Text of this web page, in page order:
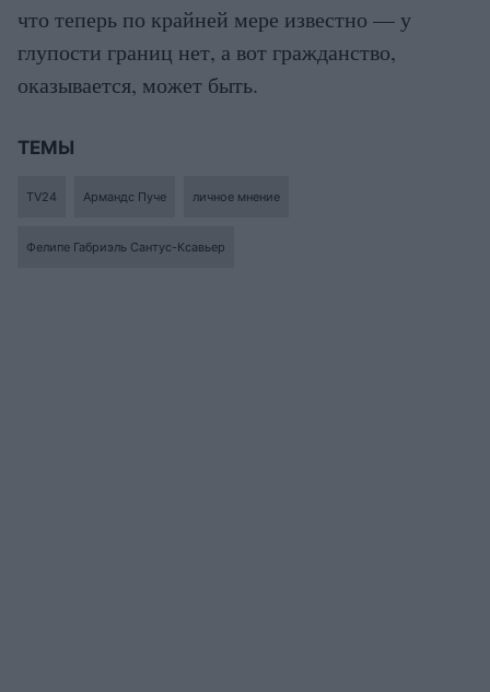
что теперь по крайней мере известно — у
глупости границ нет, а вот гражданство,
оказывается, может быть.
ТЕМЫ
TV24 Армандс Пуче личное мнение
Фелипе Габриэль Сантус-Ксавьер